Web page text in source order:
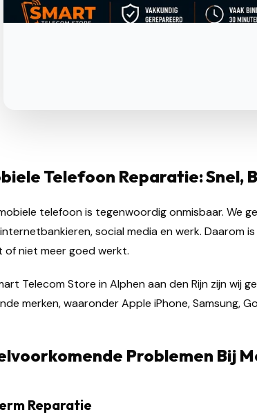
Telefoon Reparatie: Snel,
telefoon is tegenwoordig onmisbaar. We
social media en werk.
of niet meer goed werkt.
Telecom Store in Alphen aan den Rijn zijn wij
merken, waaronder Apple iPhone, Samsung,
Problemen Bij
Reparatie